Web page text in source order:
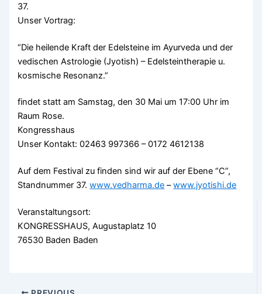
37.
Unser Vortrag:
“Die heilende Kraft der Edelsteine im Ayurveda und der
vedischen Astrologie (Jyotish) – Edelsteintherapie u.
kosmische Resonanz.”
findet statt am Samstag, den 30 Mai um 17:00 Uhr im
Raum Rose.
Kongresshaus
Unser Kontakt: 02463 997366 – 0172 4612138
Auf dem Festival zu finden sind wir auf der Ebene “C”,
Standnummer 37.www.vedharma.de –www.jyotishi.de
Veranstaltungsort:
KONGRESSHAUS, Augustaplatz 10
76530 Baden Baden